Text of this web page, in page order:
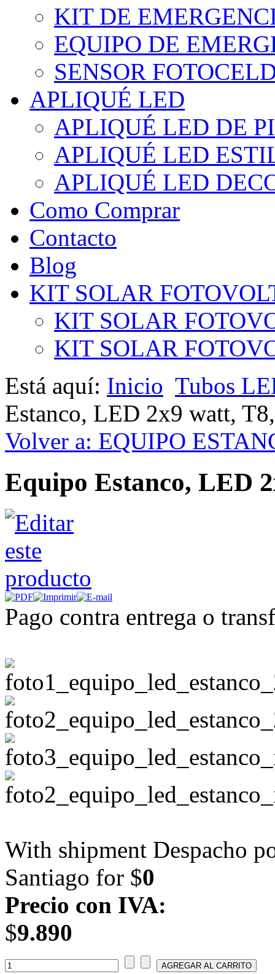
KIT DE
EQUIPO DE
SENSOR
APLIQUÉ LED
APLIQUÉ LED DE
APLIQUÉ LED
APLIQUÉ LED
Como Comprar
Contacto
Blog
KIT SOLAR
KIT SOLAR
KIT SOLAR
Está aquí: Inicio Tubos
Estanco, LED 2x9 watt,
Volver a: EQUIPO
Equipo Estanco, LED
Pago contra entrega o
With shipment Despacho
Santiago for $0
Precio con IVA:
$9.890